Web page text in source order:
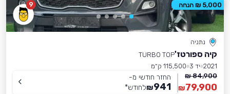
9
נתניה
קיה ספורטז'TURBO TOP
2021 יד 3
115,500 ק״מ
84,900 ₪
79,900
₪
החזר חודשי מ-
941
₪לחודש*
5,000 ₪ הנחה